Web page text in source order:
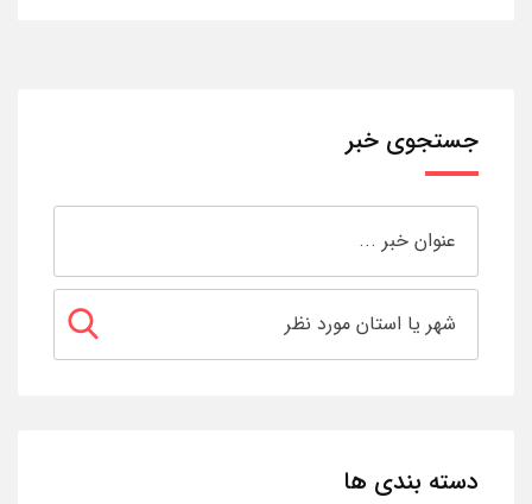
جستجوی خبر
دسته بندی ها